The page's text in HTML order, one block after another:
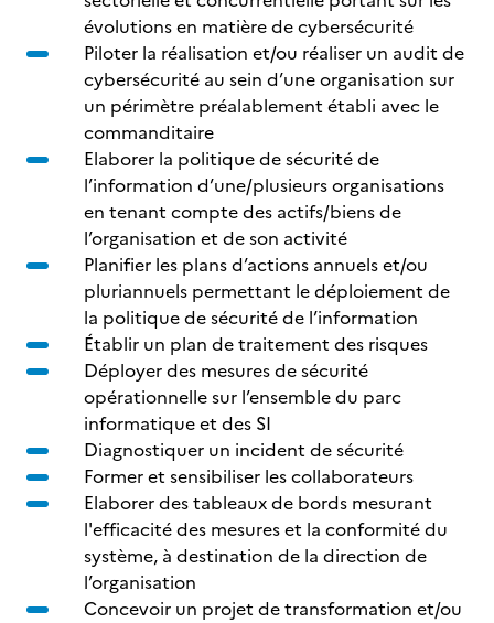
évolutions en matière de cybersécurité
Piloter la réalisation et/ou réaliser un audit de
cybersécurité au sein d’une organisation sur
un périmètre préalablement établi avec le
commanditaire
Elaborer la politique de sécurité de
l’information d’une/plusieurs organisations
en tenant compte des actifs/biens de
l’organisation et de son activité
Planifier les plans d’actions annuels et/ou
pluriannuels permettant le déploiement de
la politique de sécurité de l’information
Établir un plan de traitement des risques
Déployer des mesures de sécurité
opérationnelle sur l’ensemble du parc
informatique et des SI
Diagnostiquer un incident de sécurité
Former et sensibiliser les collaborateurs
Elaborer des tableaux de bords mesurant
l'efficacité des mesures et la conformité du
système, à destination de la direction de
l’organisation
Concevoir un projet de transformation et/ou